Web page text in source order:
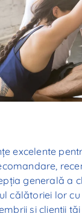
excelente
generală a
călătoriei lor
și clienții